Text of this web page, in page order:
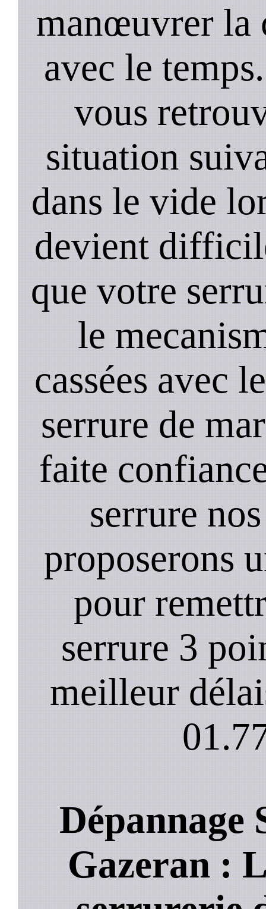
manœuvrer la
avec le
vous
situation
dans le vide
devient
que votre
le
cassées avec
serrure de
faite
serrure
proposerons
pour
serrure 3
meilleur
Dépannage
Gazeran :